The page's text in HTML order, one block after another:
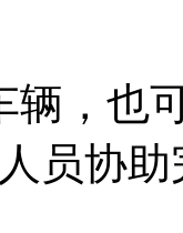
辆，也
员协